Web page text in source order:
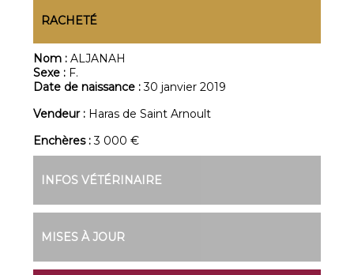
RACHETÉ
Nom :ALJANAH
Sexe : F.
Date de naissance :30 janvier 2019
Vendeur : Haras de Saint Arnoult
Enchères :3 000 €
INFOS VÉTÉRINAIRE
MISES À JOUR